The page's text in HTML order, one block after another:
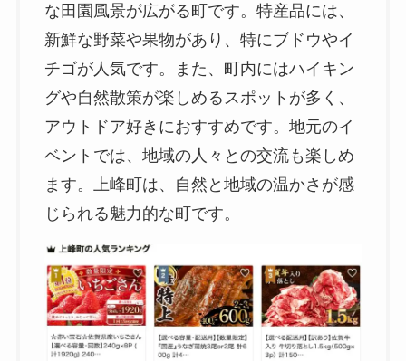
な田園風景が広がる町です。特産品には、
新鮮な野菜や果物があり、特にブドウやイ
チゴが人気です。また、町内にはハイキン
グや自然散策が楽しめるスポットが多く、
アウトドア好きにおすすめです。地元のイ
ベントでは、地域の人々との交流も楽しめ
ます。上峰町は、自然と地域の温かさが感
じられる魅力的な町です。